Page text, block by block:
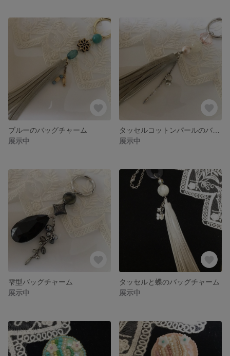
ブルーのバッグチャーム
展示中
展示中
雫型バッグチャーム
展示中
タッセルと蝶のバッグチャーム
展示中